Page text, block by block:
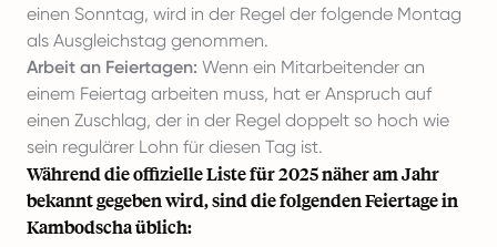
einen Sonntag, wird in der Regel der folgende Montag
als Ausgleichstag genommen.
Arbeit an Feiertagen: Wenn ein Mitarbeitender an
einem Feiertag arbeiten muss, hat er Anspruch auf
einen Zuschlag, der in der Regel doppelt so hoch wie
sein regulärer Lohn für diesen Tag ist.
Während die offizielle Liste für 2025 näher am Jahr
bekannt gegeben wird, sind die folgenden Feiertage in
Kambodscha üblich: